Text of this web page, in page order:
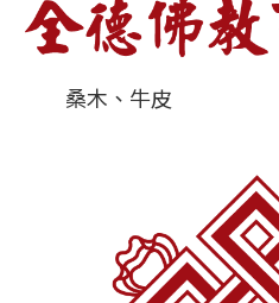
桑木、牛皮